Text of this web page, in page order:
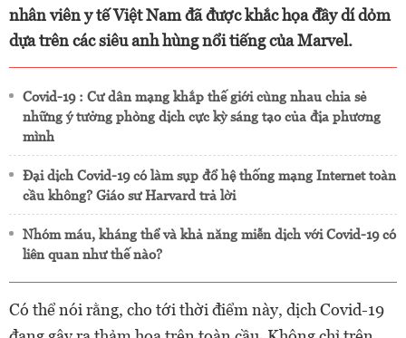
nhân viên y tế Việt Nam đã được khắc họa đầy dí dỏm
dựa trên các siêu anh hùng nổi tiếng của Marvel.
Covid-19 : Cư dân mạng khắp thế giới cùng nhau chia sẻ
những ý tưởng phòng dịch cực kỳ sáng tạo của địa phương
mình
Đại dịch Covid-19 có làm sụp đổ hệ thống mạng Internet toàn
cầu không? Giáo sư Harvard trả lời
Nhóm máu, kháng thể và khả năng miễn dịch với Covid-19 có
liên quan như thế nào?
Có thể nói rằng, cho tới thời điểm này, dịch Covid-19